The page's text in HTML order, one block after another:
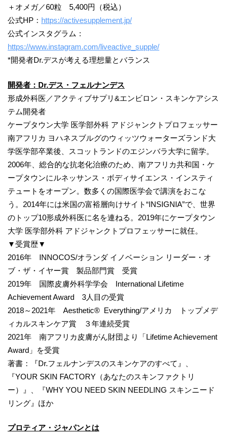
＋オメガ／60粒 5,400円（税込）
公式HP： https://activesupplement.jp/
公式インスタグラム：
https://www.instagram.com/liveactive_supple/
*開発者Dr.デスが考える理想量とバランス
開発者：Dr.デス・フェルナンデス
形成外科医／アクティブサプリ&エンビロン・スキンケアシス
テム開発者
ケープタウン大学 医学部外科 アドジャンクトプロフェッサー
南アフリカ ヨハネスブルグのウィッツウォーターズランド大
学医学部卒業後、スコットランドのエジンバラ大学に留学。
2006年、総合的な抗老化治療のため、南アフリカ共和国・ケ
ープタウンにルネッサンス・ボディサイエンス・インスティ
テュートをオープン。数多くの国際医学会で講演をおこな
う。2014年には米国の富裕層向けサイト“INSIGNIA”で、世界
のトップ10形成外科医に名を連ねる。2019年にケープタウン
大学 医学部外科 アドジャンクトプロフェッサーに就任。
▼受賞歴▼
2016年 INNOCOS/オランダ イノベーション リーダー・オ
ブ・ザ・イヤー賞 製品部門賞 受賞
2019年 国際皮膚外科学学会 International Lifetime
Achievement Award 3人目の受賞
2018～2021年 Aesthetic® Everything/アメリカ トップメデ
ィカルスキンケア賞 ３年連続受賞
2021年 南アフリカ皮膚がん財団より「Lifetime Achievement
Award」を受賞
著書：『Dr.フェルナンデスのスキンケアのすべて』、
『YOUR SKIN FACTORY（あなたのスキンファクトリ
ー）』、『WHY YOU NEED SKIN NEEDLING スキンニード
リング』ほか
プロティア・ジャパンとは